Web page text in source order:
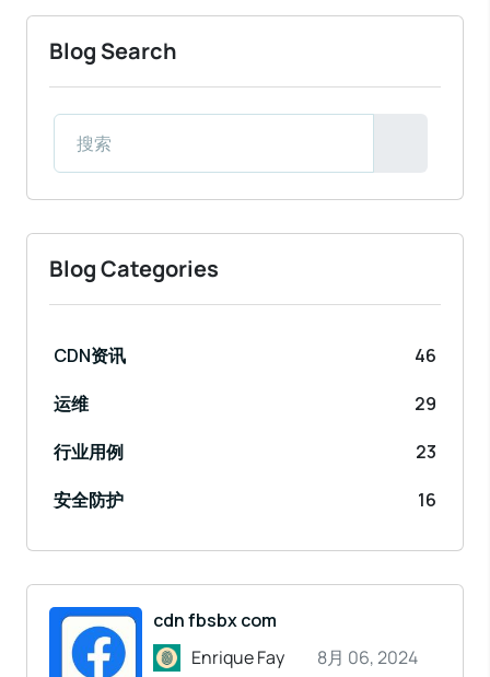
Blog Search
Blog Categories
CDN资讯
46
运维
29
行业用例
23
安全防护
16
cdn fbsbx com
Enrique Fay
8月 06, 2024